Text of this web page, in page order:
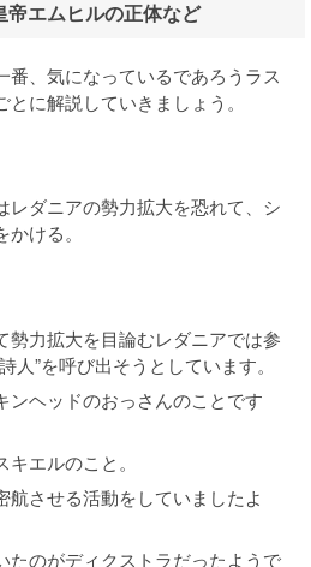
エムヒルの正体など
番、気になっているであろうラス
に解説していきましょう。
レダニアの勢力拡大を恐れて、シ
ける。
勢力拡大を目論むレダニアでは参
人”を呼び出そうとしています。
ンヘッドのおっさんのことです
エルのこと。
させる活動をしていましたよ
たのがディクストラだったようで